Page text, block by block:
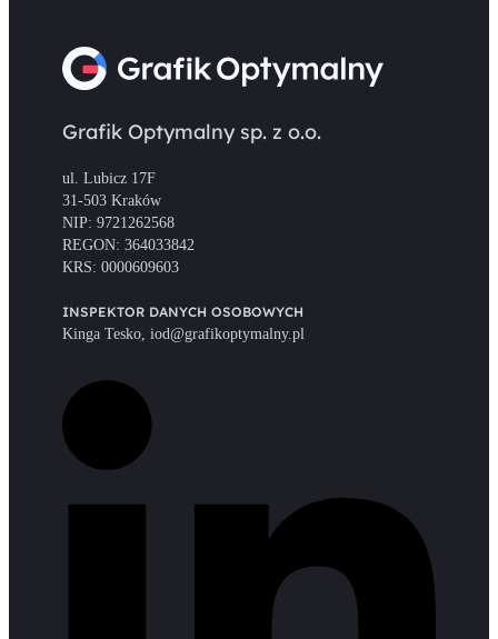
Grafik Optymalny sp. z o.o.
ul. Lubicz 17F
31-503 Kraków
NIP: 9721262568
REGON: 364033842
KRS: 0000609603
INSPEKTOR DANYCH OSOBOWYCH
Kinga Tesko, iod@grafikoptymalny.pl